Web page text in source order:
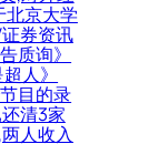
北京大学
券资讯
质询》
人》
目的录
清3家
人收入